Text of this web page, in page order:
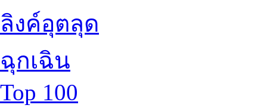
ลิงค์อุตลุด
ฉุกเฉิน
Top 100